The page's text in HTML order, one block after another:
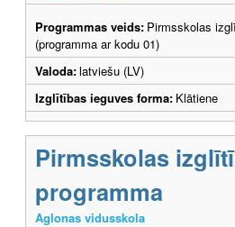
Programmas veids: Pirmsskolas
(programma ar kodu 01)
Valoda:latviešu (LV)
Izglītības ieguves forma: Klātiene
Pirmsskolas
programma
Aglonas vidusskola